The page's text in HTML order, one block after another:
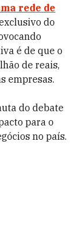
rede de
do
é de que o
de reais,
empresas.
do debate
para o
no país.